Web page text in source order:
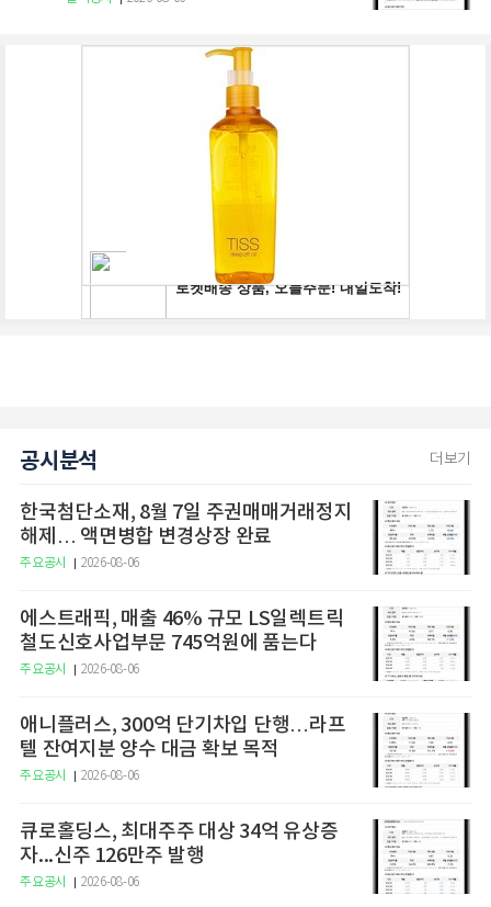
공시분석 더보기
한국첨단소재, 8월 7일 주권매매거래정지
해제… 액면병합 변경상장 완료
주요공시 2026-08-06
에스트래픽, 매출 46% 규모 LS일렉트릭
철도신호사업부문 745억원에 품는다
주요공시 2026-08-06
애니플러스, 300억 단기차입 단행…라프
텔 잔여지분 양수 대금 확보 목적
주요공시 2026-08-06
큐로홀딩스, 최대주주 대상 34억 유상증
자...신주 126만주 발행
주요공시 2026-08-06